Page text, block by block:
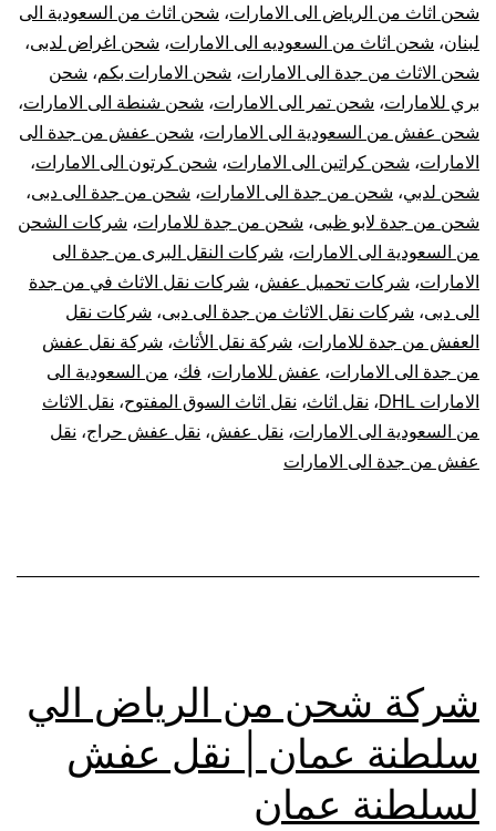
|
نقل
من
جدة
شحن اثاث من الرياض الى الامارات، شحن اثاث من السعودية الى
لبنان، شحن اثاث من السعوديه الى الامارات، شحن اغراض لدبى،
شحن الاثاث من جدة الى الامارات، شحن الامارات بكم، شحن
بري للامارات، شحن تمر الى الامارات، شحن شنطة الى الامارات،
شحن عفش من السعودية الى الامارات، شحن عفش من جدة الى
الامارات، شحن كراتين الى الامارات، شحن كرتون الى الامارات،
شحن لدبي، شحن من جدة الى الامارات، شحن من جدة الى دبى،
شحن من جدة لابو ظبى، شحن من جدة للامارات، شركات الشحن
من السعودية الى الامارات، شركات النقل البرى من جدة الى
الامارات، شركات تحميل عفش، شركات نقل الاثاث في من جدة
الى دبى، شركات نقل الاثاث من جدة الى دبى، شركات نقل
العفش من جدة للامارات، شركة نقل الأثاث، شركة نقل عفش
من جدة الى الامارات، عفش للامارات، فك، من السعودية الى
الامارات DHL
، نقل اثاث، نقل اثاث السوق المفتوح، نقل الاثاث
من السعودية الى الامارات، نقل عفش، نقل عفش حراج، نقل
عفش من جدة الى الامارات
شركة شحن من الرياض الي
سلطنة عمان | نقل عفش
لسلطنة عمان